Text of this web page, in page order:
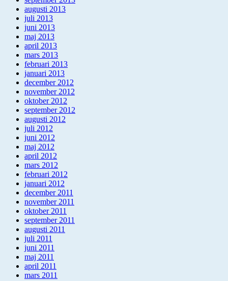
augusti 2013
juli 2013
juni 2013
maj 2013
april 2013
mars 2013
februari 2013
januari 2013
december 2012
november 2012
oktober 2012
september 2012
augusti 2012
juli 2012
juni 2012
maj 2012
april 2012
mars 2012
februari 2012
januari 2012
december 2011
november 2011
oktober 2011
september 2011
augusti 2011
juli 2011
juni 2011
maj 2011
april 2011
mars 2011